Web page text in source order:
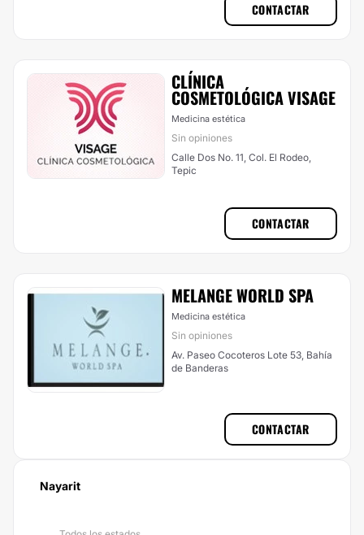
CONTACTAR
CLÍNICA
COSMETOLÓGICA VISAGE
Medicina estética
Sin opiniones
Calle Dos No. 11, Col. El Rodeo,
Tepic
CONTACTAR
MELANGE WORLD SPA
Medicina estética
Sin opiniones
Av. Paseo Cocoteros Lote 53, Bahía
de Banderas
CONTACTAR
Nayarit